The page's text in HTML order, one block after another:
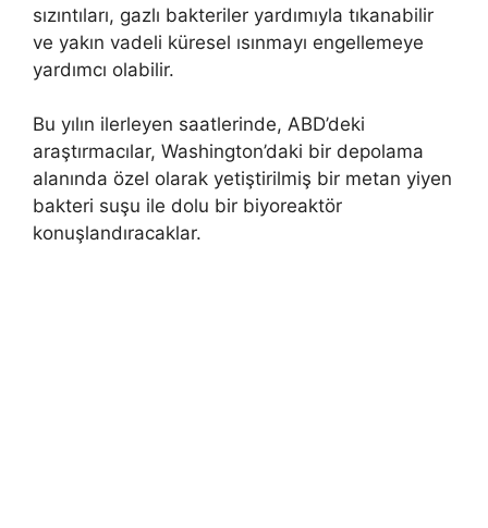
sızıntıları, gazlı bakteriler yardımıyla tıkanabilir
ve yakın vadeli küresel ısınmayı engellemeye
yardımcı olabilir.
Bu yılın ilerleyen saatlerinde, ABD’deki
araştırmacılar, Washington’daki bir depolama
alanında özel olarak yetiştirilmiş bir metan yiyen
bakteri suşu ile dolu bir biyoreaktör
konuşlandıracaklar.